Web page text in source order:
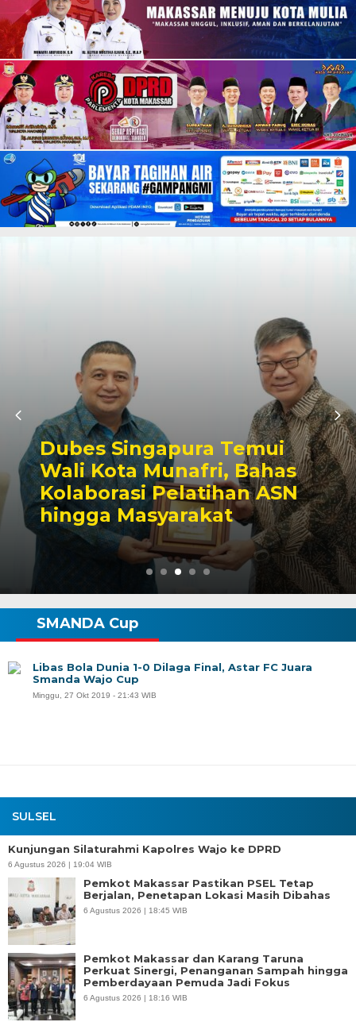
Dubes Singapura Temui
Wali Kota Munafri, Bahas
Kolaborasi Pelatihan ASN
hingga Masyarakat
SULSEL
Kunjungan Silaturahmi Kapolres Wajo ke DPRD
6 Agustus 2026 | 19:04 WIB
Pemkot Makassar Pastikan PSEL Tetap
Berjalan, Penetapan Lokasi Masih Dibahas
6 Agustus 2026 | 18:45 WIB
Pemkot Makassar dan Karang Taruna
Perkuat Sinergi, Penanganan Sampah hingga
Pemberdayaan Pemuda Jadi Fokus
6 Agustus 2026 | 18:16 WIB
SMANDA Cup
Libas Bola Dunia 1-0 Dilaga Final, Astar FC Juara
Smanda Wajo Cup
Minggu, 27 Okt 2019 - 21:43 WIB